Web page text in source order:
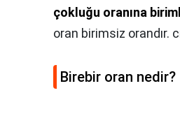
çokluğu oranına
oran birimsiz orandır.
Birebir oran nedir?